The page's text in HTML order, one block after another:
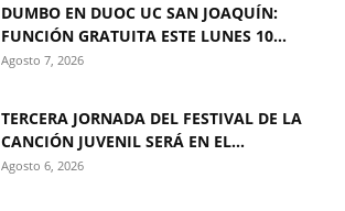
DUMBO EN DUOC UC SAN JOAQUÍN:
FUNCIÓN GRATUITA ESTE LUNES 10...
Agosto 7, 2026
TERCERA JORNADA DEL FESTIVAL DE LA
CANCIÓN JUVENIL SERÁ EN EL...
Agosto 6, 2026